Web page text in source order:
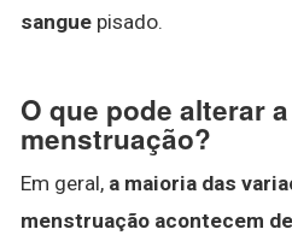
sangue pisado.
O que pode alterar
menstruação?
Em geral, a maioria das
menstruação acontecem